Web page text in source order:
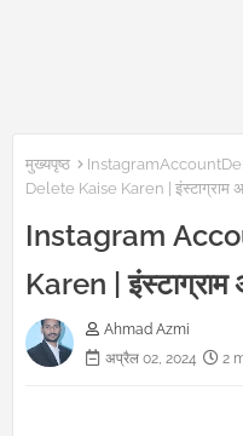
मुख्यपृष्ठ
Delete Kaise Karen | इंस्टाग्राम
Instagram
Karen |
Ahmad Azmi
अप्रैल 02, 2024
2